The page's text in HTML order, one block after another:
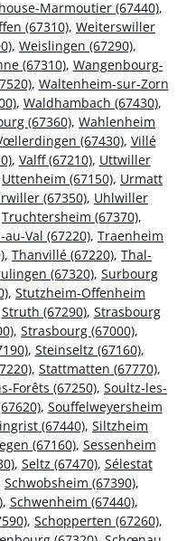
Marmoutier (67440),
(67310), Weiterswiller
, Weislingen (67290),
(67310), Wangenbourg-
, Waltenheim-sur-Zorn
, Waldhambach (67430),
(67360), Wahlenheim
(67430), Villé
, Valff (67210), Uttwiller
Uttenheim (67150), Urmatt
(67350), Uhlwiller
Truchtersheim (67370),
Val (67220), Traenheim
, Thanvillé (67220), Thal-
(67320), Surbourg
, Stutzheim-Offenheim
Struth (67290), Strasbourg
, Strasbourg (67000),
, Steinseltz (67160),
, Stattmatten (67770),
Forêts (67250), Soultz-les-
, Souffelweyersheim
(67440), Siltzheim
(67160), Sessenheim
, Seltz (67470), Sélestat
Schwobsheim (67390),
, Schwenheim (67440),
, Schopperten (67260),